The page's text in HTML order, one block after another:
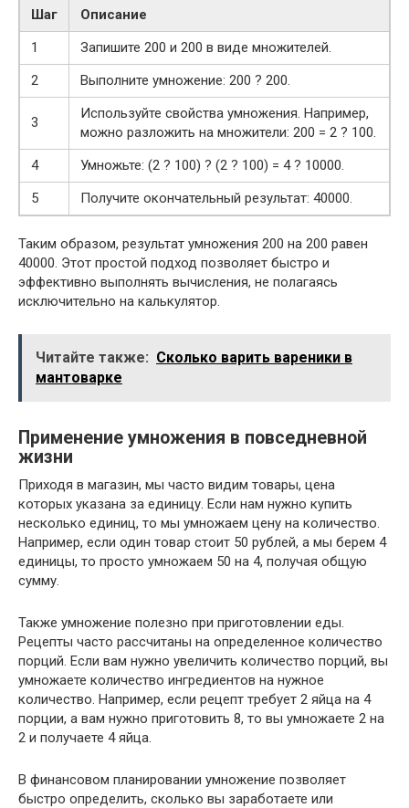
Шаг
Описание
1
Запишите 200 и 200 в виде множителей.
2
Выполните умножение: 200 ? 200.
3
Используйте свойства умножения. Например,
можно разложить на множители: 200 = 2 ? 100.
4
Умножьте: (2 ? 100) ? (2 ? 100) = 4 ? 10000.
5
Получите окончательный результат: 40000.
Таким образом, результат умножения 200 на 200 равен
40000. Этот простой подход позволяет быстро и
эффективно выполнять вычисления, не полагаясь
исключительно на калькулятор.
Читайте также: Сколько варить вареники в
мантоварке
Применение умножения в повседневной
жизни
Приходя в магазин, мы часто видим товары, цена
которых указана за единицу. Если нам нужно купить
несколько единиц, то мы умножаем цену на количество.
Например, если один товар стоит 50 рублей, а мы берем 4
единицы, то просто умножаем 50 на 4, получая общую
сумму.
Также умножение полезно при приготовлении еды.
Рецепты часто рассчитаны на определенное количество
порций. Если вам нужно увеличить количество порций, вы
умножаете количество ингредиентов на нужное
количество. Например, если рецепт требует 2 яйца на 4
порции, а вам нужно приготовить 8, то вы умножаете 2 на
2 и получаете 4 яйца.
В финансовом планировании умножение позволяет
быстро определить, сколько вы заработаете или